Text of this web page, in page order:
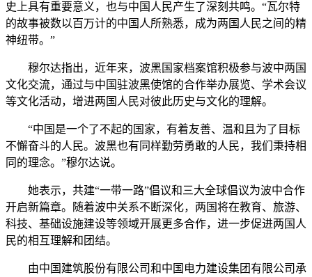
史上具有重要意义，也与中国人民产生了深刻共鸣。“瓦尔特
的故事被数以百万计的中国人所熟悉，成为两国人民之间的精
神纽带。”
穆尔达指出，近年来，波黑国家档案馆积极参与波中两国
文化交流，通过与中国驻波黑使馆的合作举办展览、学术会议
等文化活动，增进两国人民对彼此历史与文化的理解。
“中国是一个了不起的国家，有着友善、温和且为了目标
不懈奋斗的人民。波黑也有同样勤劳勇敢的人民，我们秉持相
同的理念。”穆尔达说。
她表示，共建“一带一路”倡议和三大全球倡议为波中合作
开启新篇章。随着波中关系不断深化，两国将在教育、旅游、
科技、基础设施建设等领域开展更多合作，进一步促进两国人
民的相互理解和团结。
由中国建筑股份有限公司和中国电力建设集团有限公司承